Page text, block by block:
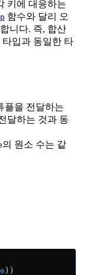
키에 대응하는
함수와 달리 오
니다. 즉, 합산
입과 동일한 타
플을 전달하는
달하는 것과 동
의 원소 수는 같
))